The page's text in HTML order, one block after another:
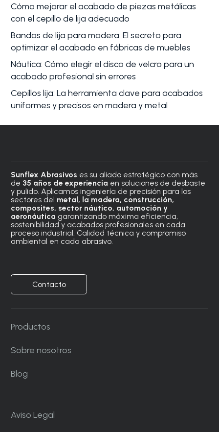
Cómo mejorar el acabado de piezas metálicas
con el cepillo de lija adecuado
Bandas de lija para madera: El secreto para
optimizar el acabado en fábricas de muebles
Náutica: Cómo elegir el disco de velcro para un
acabado profesional sin errores
Cepillos lija: La herramienta clave para acabados
uniformes y precisos en madera y metal
Sunflex Abrasivos es su aliado estratégico con más
de 35 años de experiencia en soluciones de desbaste
y pulido. Aplicamos ingeniería de precisión para los
sectores del metal, la madera, construcción,
composites, sector náutico, automoción y
aeronáutica garantizando máxima eficiencia,
sostenibilidad y acabados profesionales en cada
proceso industrial. Calidad técnica y compromiso
ambiental en cada abrasivo.
Contacto
Productos
Sobre nosotros
Blog
Aviso Legal